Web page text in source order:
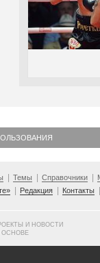
Темы Справочники
Редакция Контакты
И НОВОСТИ
ОСНОВЕ